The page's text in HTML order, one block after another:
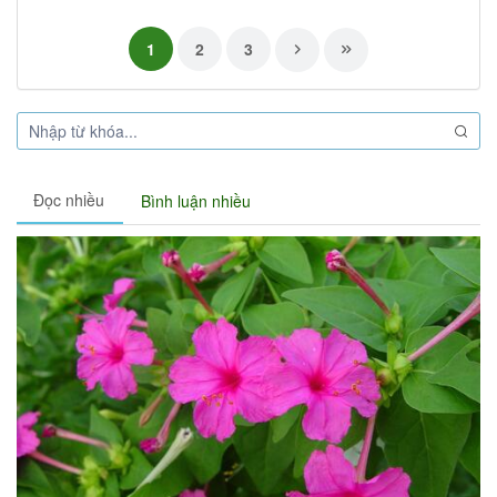
1 2 3
Đọc nhiều Bình luận nhiều